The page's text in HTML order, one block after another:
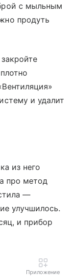
с мыльным
продуть
и удалит
из него
про метод
—
улучшилось.
и прибор
Приложение